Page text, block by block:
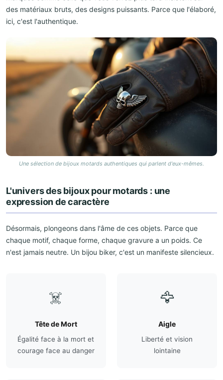
des matériaux bruts, des designs puissants. Parce que l'élaboré,
ici, c'est l'authentique.
Une sélection de bijoux motards authentiques qui parlent d'eux-mêmes.
L'univers des bijoux pour motards : une
expression de caractère
Désormais, plongeons dans l'âme de ces objets. Parce que
chaque motif, chaque forme, chaque gravure a un poids. Ce
n'est jamais neutre. Un bijou biker, c'est un manifeste silencieux.
☠️
Tête de Mort
Égalité face à la mort et
courage face au danger
🦅
Aigle
Liberté et vision
lointaine